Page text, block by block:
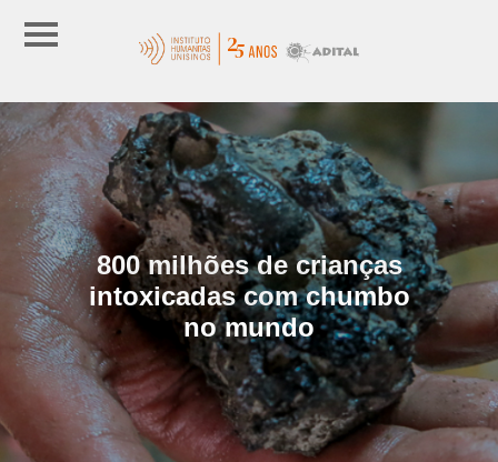
800 milhões de crianças
intoxicadas com chumbo
no mundo